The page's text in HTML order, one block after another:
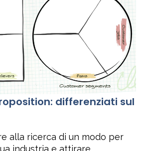
differenziati sul
alla ricerca di un modo per